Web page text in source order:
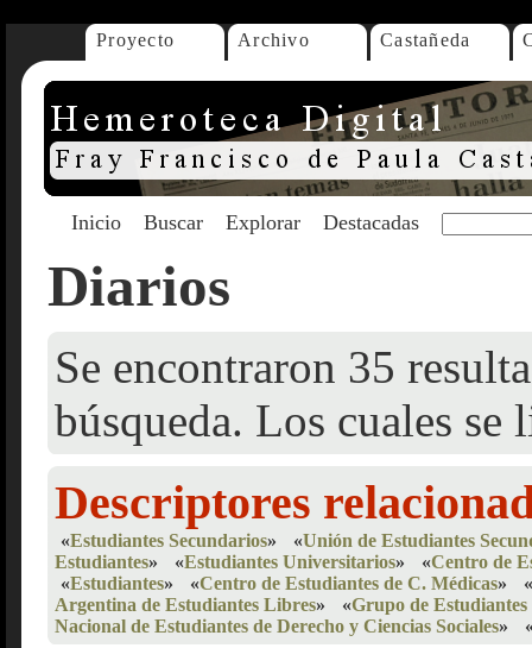
Proyecto Archivo Castañeda
Inicio Buscar Explorar Destacadas
Diarios
Se encontraron 35
búsqueda. Los cuales se
Descriptores
«Estudiantes Secundarios» «Unión de Estudiantes
Estudiantes» «Estudiantes Universitarios» «Centro de
«Estudiantes» «Centro de Estudiantes de C. Médicas»
«
Argentina de Estudiantes Libres» «Grupo de
Nacional de Estudiantes de Derecho y Ciencias Sociales»